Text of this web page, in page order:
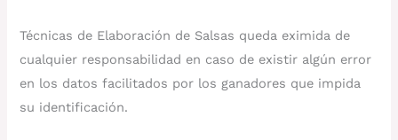
Técnicas de Elaboración de Salsas queda eximida de
cualquier responsabilidad en caso de existir algún error
en los datos facilitados por los ganadores que impida
su identificación.